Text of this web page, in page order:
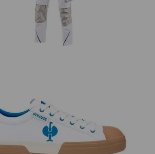
Sicherheitsschuhe e.s. Yatala low